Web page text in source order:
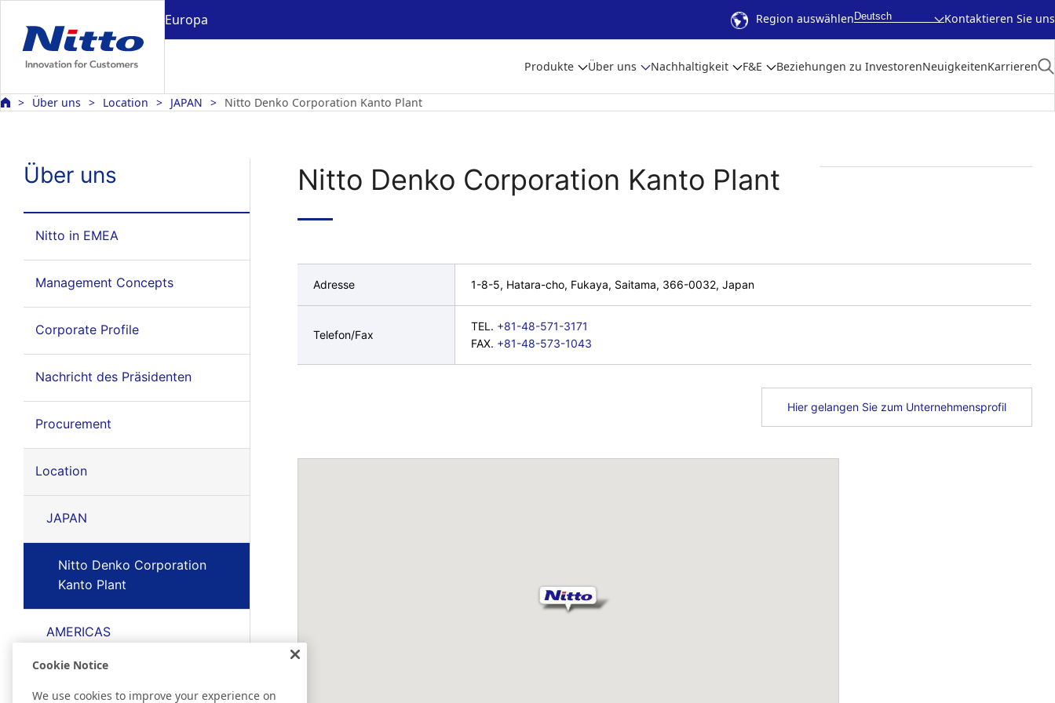
Europa Region auswählen Deutsch Kontaktieren Sie uns
Produkte Über uns Nachhaltigkeit F&E Beziehungen zu InvestorenNeuigkeitenKarrieren
Über uns Location JAPAN Nitto Denko Corporation Kanto Plant
Über uns
Nitto in EMEA
Management Concepts
Corporate Profile
Nachricht des Präsidenten
Procurement
Location
JAPAN
Nitto Denko Corporation
Kanto Plant
AMERICAS
Nitto Denko Corporation Kanto Plant
Adresse 1-8-5, Hatara-cho, Fukaya, Saitama, 366-0032, Japan
Telefon/Fax
TEL. +81-48-571-3171
FAX. +81-48-573-1043
Hier gelangen Sie zum Unternehmensprofil
Cookie Notice
We use cookies to improve your experience on